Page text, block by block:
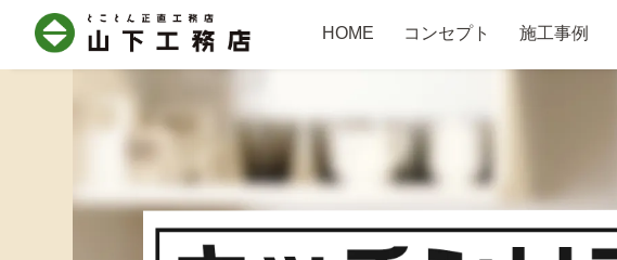
HOME コンセプト 施工事例